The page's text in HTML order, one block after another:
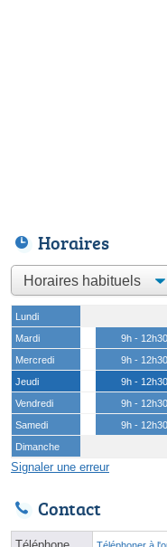
Horaires
Lundi
Mardi
9h - 12h30
Mercredi
9h - 12h30
Jeudi
9h - 12h30
Vendredi
9h - 12h30
Samedi
9h - 12h30
Dimanche
Signaler une erreur
Contact
Téléphoner à